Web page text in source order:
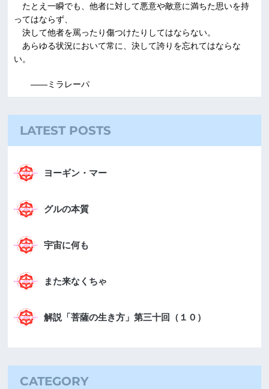
たとえ一瞬でも、他者に対して悪意や敵意に満ちた思いを持
ってはならず、
決して他者を罵ったり傷つけたりしてはならない。
あらゆる状況において常に、決して誇りを忘れてはならな
い。
――ミラレーパ
LATEST POSTS
ヨーギン・マー
グルの本質
宇宙に何も
また来なくちゃ
解説「菩薩の生き方」第三十回（１０）
CATEGORY